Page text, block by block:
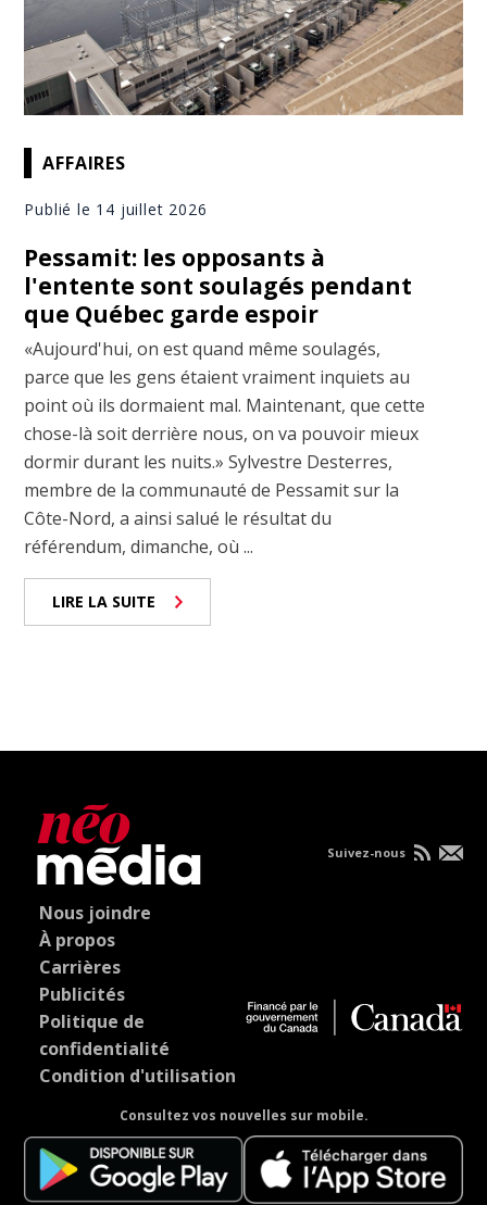
AFFAIRES
Publié le 14 juillet 2026
Pessamit: les opposants à
l'entente sont soulagés pendant
que Québec garde espoir
«Aujourd'hui, on est quand même soulagés,
parce que les gens étaient vraiment inquiets au
point où ils dormaient mal. Maintenant, que cette
chose-là soit derrière nous, on va pouvoir mieux
dormir durant les nuits.» Sylvestre Desterres,
membre de la communauté de Pessamit sur la
Côte-Nord, a ainsi salué le résultat du
référendum, dimanche, où ...
LIRE LA SUITE
Nous joindre
À propos
Carrières
Publicités
Politique de
confidentialité
Condition d'utilisation
Consultez vos nouvelles sur mobile.
Suivez-nous